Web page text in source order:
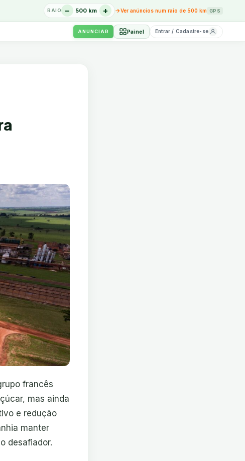
RAIO − 500 km + →Ver anúncios num raio de 500 km GPS
ANUNCIAR Painel Entrar / Cadastre-se
francês
mas ainda
e redução
manter
desafiador.